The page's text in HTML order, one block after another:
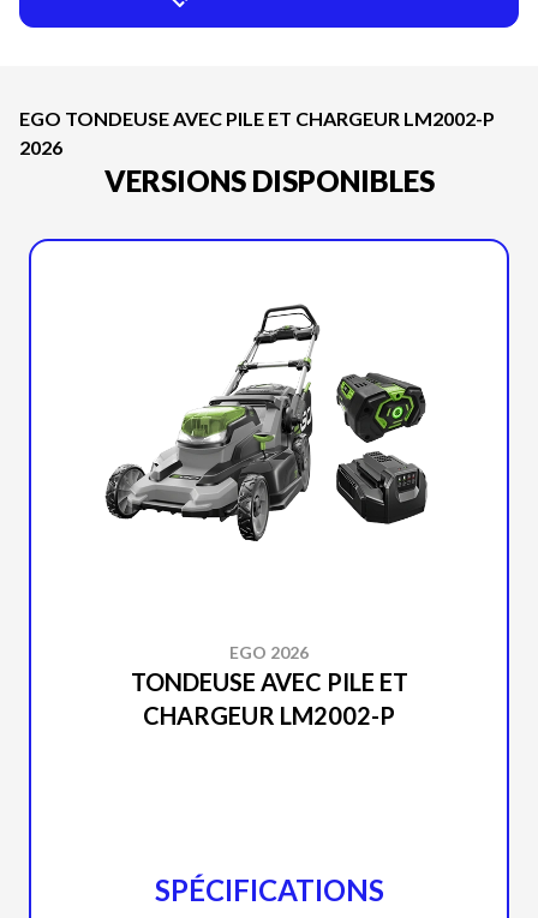
EGO TONDEUSE AVEC PILE ET CHARGEUR LM2002-P
2026
VERSIONS DISPONIBLES
EGO 2026
TONDEUSE AVEC PILE ET
CHARGEUR LM2002-P
SPÉCIFICATIONS